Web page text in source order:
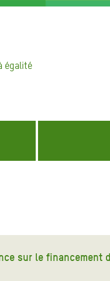
égalité
sur le financement